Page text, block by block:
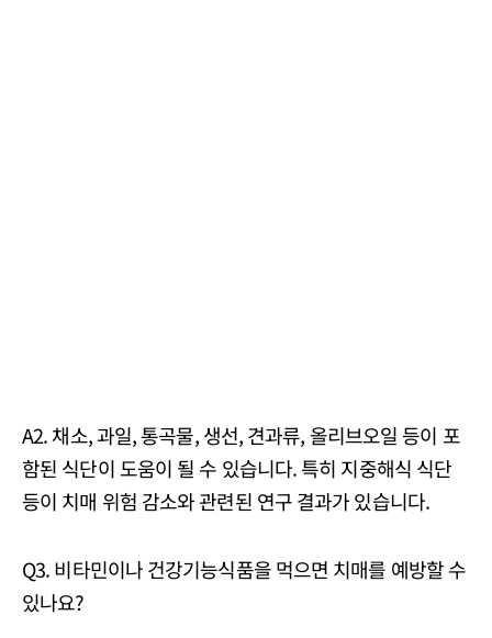
A2. 채소, 과일, 통곡물, 생선, 견과류, 올리브오일 등이 포
함된 식단이 도움이 될 수 있습니다. 특히 지중해식 식단
등이 치매 위험 감소와 관련된 연구 결과가 있습니다.
Q3. 비타민이나 건강기능식품을 먹으면 치매를 예방할 수
있나요?